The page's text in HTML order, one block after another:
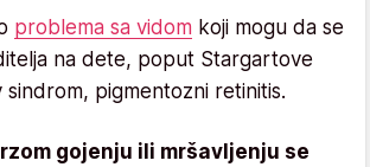
problema sa vidom koji mogu da se
na dete, poput Stargartove
pigmentozni retinitis.
gojenju ili mršavljenju se